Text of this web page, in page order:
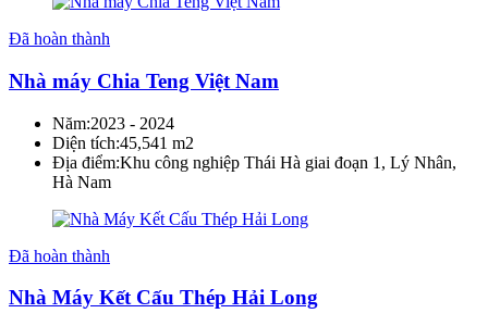
Đã hoàn thành
Nhà máy Chia Teng Việt Nam
Năm:2023 - 2024
Diện tích:45,541 m2
Địa điểm:Khu công nghiệp Thái Hà giai đoạn 1, Lý Nhân,
Hà Nam
Đã hoàn thành
Nhà Máy Kết Cấu Thép Hải Long